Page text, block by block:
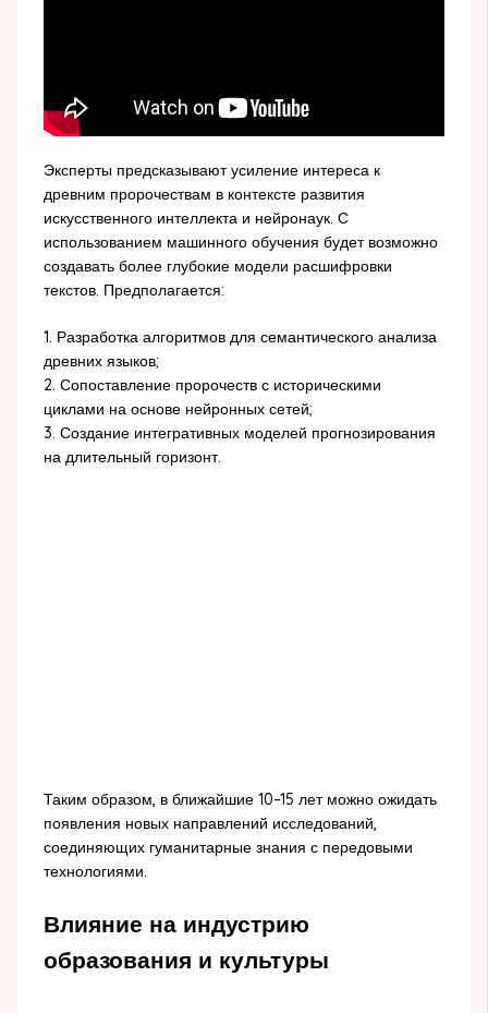
Эксперты предсказывают усиление интереса к
древним пророчествам в контексте развития
искусственного интеллекта и нейронаук. С
использованием машинного обучения будет возможно
создавать более глубокие модели расшифровки
текстов. Предполагается:
1. Разработка алгоритмов для семантического анализа
древних языков;
2. Сопоставление пророчеств с историческими
циклами на основе нейронных сетей;
3. Создание интегративных моделей прогнозирования
на длительный горизонт.
Таким образом, в ближайшие 10–15 лет можно ожидать
появления новых направлений исследований,
соединяющих гуманитарные знания с передовыми
технологиями.
Влияние на индустрию
образования и культуры